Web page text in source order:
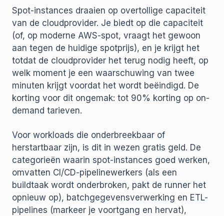
Spot-instances draaien op overtollige capaciteit
van de cloudprovider. Je biedt op die capaciteit
(of, op moderne AWS-spot, vraagt het gewoon
aan tegen de huidige spotprijs), en je krijgt het
totdat de cloudprovider het terug nodig heeft, op
welk moment je een waarschuwing van twee
minuten krijgt voordat het wordt beëindigd. De
korting voor dit ongemak: tot 90% korting op on-
demand tarieven.
Voor workloads die onderbreekbaar of
herstartbaar zijn, is dit in wezen gratis geld. De
categorieën waarin spot-instances goed werken,
omvatten CI/CD-pipelinewerkers (als een
buildtaak wordt onderbroken, pakt de runner het
opnieuw op), batchgegevensverwerking en ETL-
pipelines (markeer je voortgang en hervat),